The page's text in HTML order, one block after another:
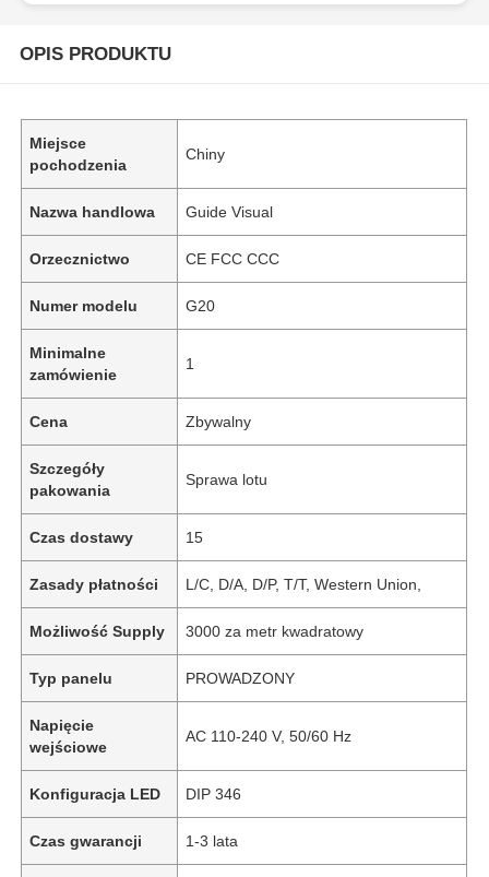
OPIS PRODUKTU
Miejsce
pochodzenia
Chiny
Nazwa handlowa Guide Visual
Orzecznictwo CE FCC CCC
Numer modelu G20
Minimalne
zamówienie
1
Cena Zbywalny
Szczegóły
pakowania
Sprawa lotu
Czas dostawy 15
Zasady płatności L/C, D/A, D/P, T/T, Western Union,
Możliwość Supply 3000 za metr kwadratowy
Typ panelu PROWADZONY
Napięcie
wejściowe
AC 110-240 V, 50/60 Hz
Konfiguracja LED DIP 346
Czas gwarancji 1-3 lata